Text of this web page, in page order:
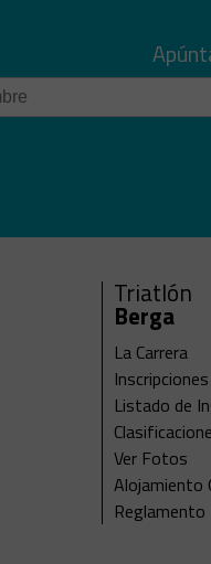
Triatlón
Berga
La Carrera
Inscripciones
Listado de
Ver Fotos
Alojamiento
Reglamento